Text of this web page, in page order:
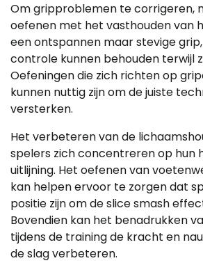
Om gripproblemen te corrigeren,
oefenen met het vasthouden van
een ontspannen maar stevige
controle kunnen behouden terwijl
Oefeningen die zich richten op
kunnen nuttig zijn om de juiste
versterken.
Het verbeteren van de
spelers zich concentreren op hun
uitlijning. Het oefenen van
kan helpen ervoor te zorgen dat
positie zijn om de slice smash
Bovendien kan het benadrukken
tijdens de training de kracht en
de slag verbeteren.